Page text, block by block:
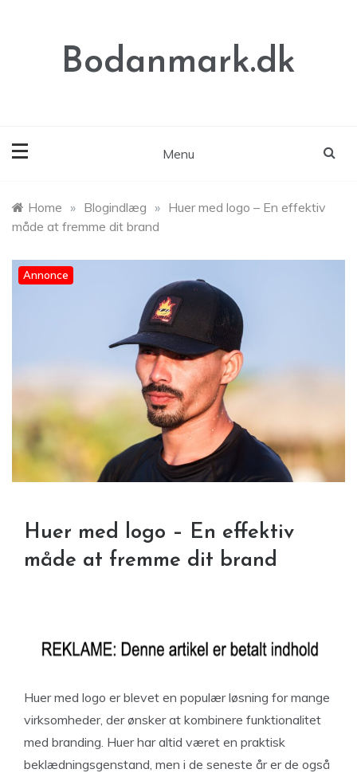
Bodanmark.dk
Menu
Home » Blogindlæg » Huer med logo – En effektiv
måde at fremme dit brand
Annonce
Huer med logo – En effektiv
måde at fremme dit brand
Huer med logo er blevet en populær løsning for mange
virksomheder, der ønsker at kombinere funktionalitet
med branding. Huer har altid været en praktisk
beklædningsgenstand, men i de seneste år er de også